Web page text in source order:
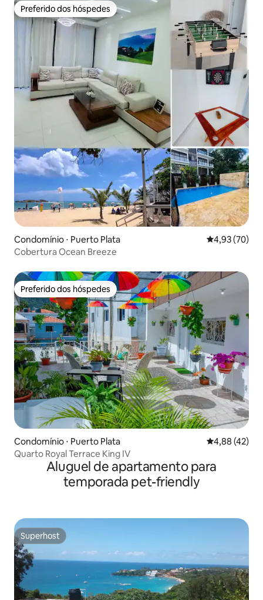
Preferido dos hóspedes
Preferido dos hóspedes
Condomínio ⋅ Puerto Plata 4,93 de uma
4,93 (70)
Cobertura Ocean Breeze
Preferido dos hóspedes
Preferido dos hóspedes
Condomínio ⋅ Puerto Plata 4,88 de uma
4,88 (42)
Quarto Royal Terrace King IV
Aluguel de apartamento para
temporada pet-friendly
Superhost
Superhost